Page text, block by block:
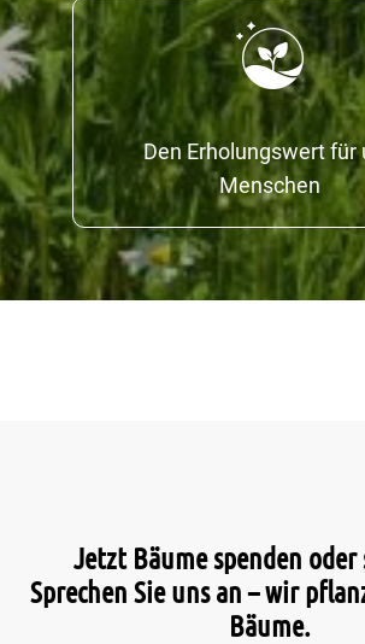
Den Erholungswert für
Menschen
Jetzt Bäume spenden oder
Sprechen Sie uns an – wir
Bäume.